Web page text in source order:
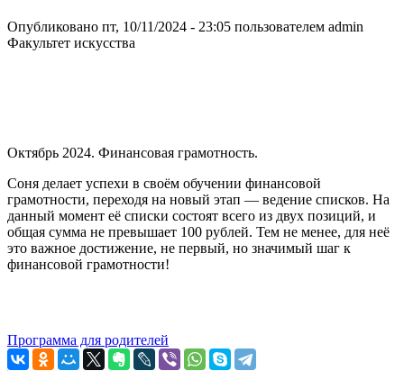
Опубликовано пт, 10/11/2024 - 23:05 пользователем admin
Факультет искусства
Октябрь 2024. Финансовая грамотность.
Соня делает успехи в своём обучении финансовой
грамотности, переходя на новый этап — ведение списков. На
данный момент её списки состоят всего из двух позиций, и
общая сумма не превышает 100 рублей. Тем не менее, для неё
это важное достижение, не первый, но значимый шаг к
финансовой грамотности!
Программа для родителей